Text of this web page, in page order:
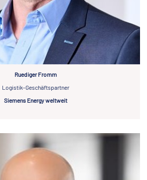
Ruediger Fromm
Logistik-Geschäftspartner
Siemens Energy weltweit